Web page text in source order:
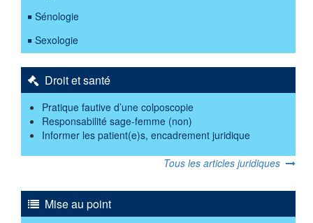
Sénologie
Sexologie
Droit et santé
Pratique fautive d’une colposcopie
Responsabilité sage-femme (non)
Informer les patient(e)s, encadrement juridique
Tous les articles juridiques
Mise au point